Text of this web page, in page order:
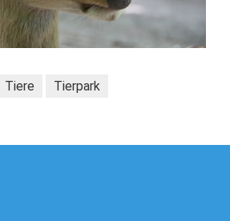
Tiere Tierpark